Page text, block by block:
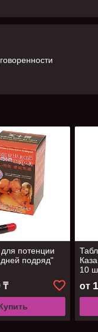
потенции
подряд"
₸
10
от